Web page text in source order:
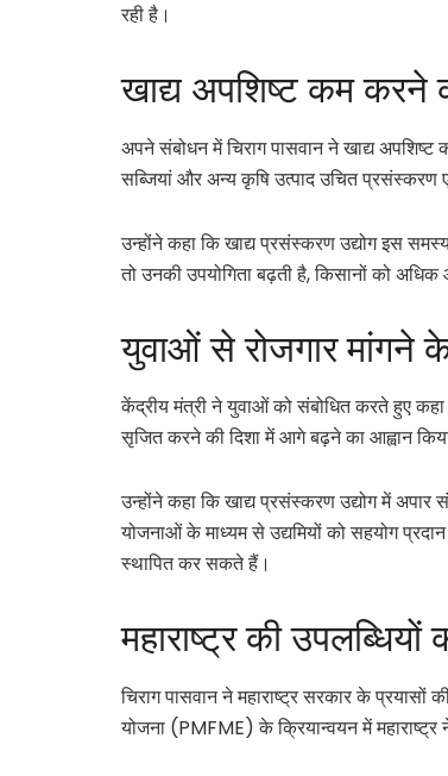
रही है।
खाद्य अपशिष्ट कम करने
अपने संबोधन में चिराग पासवान ने खाद्य अपशिष्ट
सब्जियां और अन्य कृषि उत्पाद उचित प्रसंस्करण
उन्होंने कहा कि खाद्य प्रसंस्करण उद्योग इस
तो उनकी उपयोगिता बढ़ती है, किसानों को
युवाओं से रोजगार मांगने
केंद्रीय मंत्री ने युवाओं को संबोधित करते हुए
सृजित करने की दिशा में आगे बढ़ने का आह्वान
उन्होंने कहा कि खाद्य प्रसंस्करण उद्योग में
योजनाओं के माध्यम से उद्यमियों को सहयोग
स्थापित कर सकते हैं।
महाराष्ट्र की उपलब्धियों
चिराग पासवान ने महाराष्ट्र सरकार के
योजना (PMFME) के क्रियान्वयन में महाराष्ट्र